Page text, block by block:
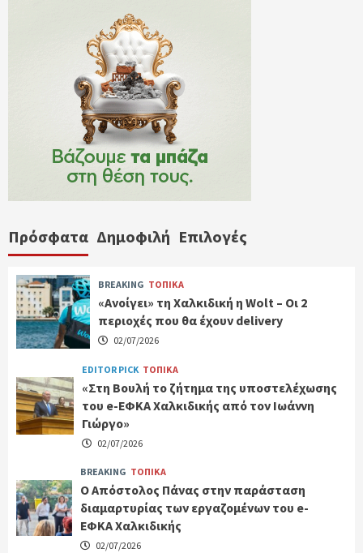
Πρόσφατα Δημοφιλή Επιλογές
BREAKING ΤΟΠΙΚΑ
«Ανοίγει» τη Χαλκιδική η Wolt – Οι 2
περιοχές που θα έχουν delivery
02/07/2026
EDITOR PICK ΤΟΠΙΚΑ
«Στη Βουλή το ζήτημα της υποστελέχωσης
του e-ΕΦΚΑ Χαλκιδικής από τον Ιωάννη
Γιώργο»
02/07/2026
BREAKING ΤΟΠΙΚΑ
Ο Απόστολος Πάνας στην παράσταση
διαμαρτυρίας των εργαζομένων του e-
ΕΦΚΑ Χαλκιδικής
02/07/2026